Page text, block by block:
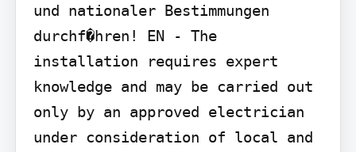
und nationaler Bestimmungen
durchf�hren! EN - The
installation requires expert
knowledge and may be carried out
only by an approved electrician
under consideration of local and